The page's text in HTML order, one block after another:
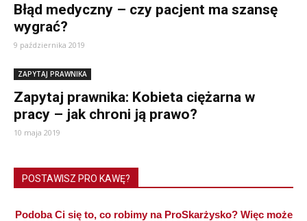
Błąd medyczny – czy pacjent ma szansę
wygrać?
9 października 2019
ZAPYTAJ PRAWNIKA
Zapytaj prawnika: Kobieta ciężarna w
pracy – jak chroni ją prawo?
10 maja 2019
POSTAWISZ PRO KAWĘ?
Podoba Ci się to, co robimy na ProSkarżysko? Więc może